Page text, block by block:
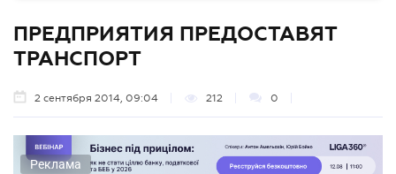
ПРЕДПРИЯТИЯ ПРЕДОСТАВЯТ
ТРАНСПОРТ
2 сентября 2014, 09:04 212 0
Реклама